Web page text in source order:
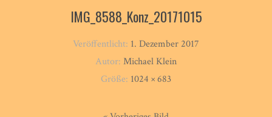
IMG_8588_Konz_20171015
Veröffentlicht: 1. Dezember 2017
Autor: Michael Klein
Größe: 1024 × 683